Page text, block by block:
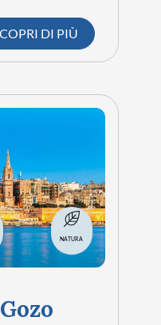
DI PIÙ
NATURA